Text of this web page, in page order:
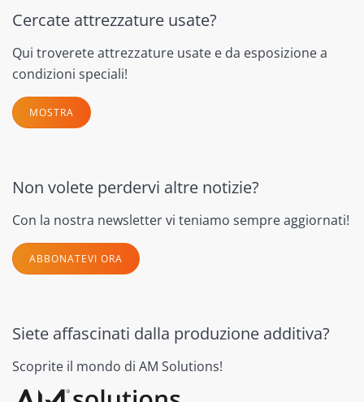
Cercate attrezzature usate?
Qui troverete attrezzature usate e da esposizione a
condizioni speciali!
MOSTRA
Non volete perdervi altre notizie?
Con la nostra newsletter vi teniamo sempre aggiornati!
ABBONATEVI ORA
Siete affascinati dalla produzione additiva?
Scoprite il mondo di AM Solutions!